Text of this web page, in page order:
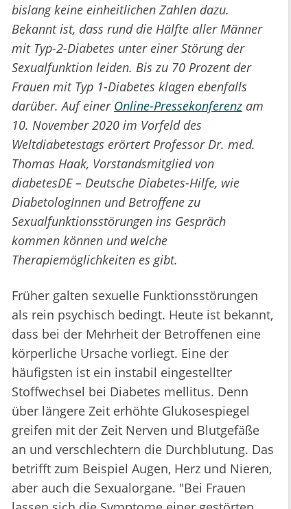
bislang keine einheitlichen Zahlen dazu.
Bekannt ist, dass rund die Hälfte aller Männer
mit Typ-2-Diabetes unter einer Störung der
Sexualfunktion leiden. Bis zu 70 Prozent der
Frauen mit Typ 1-Diabetes klagen ebenfalls
darüber. Auf einer Online-Pressekonferenz am
10. November 2020 im Vorfeld des
Weltdiabetestags erörtert Professor Dr. med.
Thomas Haak, Vorstandsmitglied von
diabetesDE – Deutsche Diabetes-Hilfe, wie
DiabetologInnen und Betroffene zu
Sexualfunktionsstörungen ins Gespräch
kommen können und welche
Therapiemöglichkeiten es gibt.
Früher galten sexuelle Funktionsstörungen
als rein psychisch bedingt. Heute ist bekannt,
dass bei der Mehrheit der Betroffenen eine
körperliche Ursache vorliegt. Eine der
häufigsten ist ein instabil eingestellter
Stoffwechsel bei Diabetes mellitus. Denn
über längere Zeit erhöhte Glukosespiegel
greifen mit der Zeit Nerven und Blutgefäße
an und verschlechtern die Durchblutung. Das
betrifft zum Beispiel Augen, Herz und Nieren,
aber auch die Sexualorgane. "Bei Frauen